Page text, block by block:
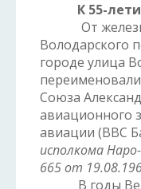
К 55-
От
Володарского
городе улица
Союза
авиационного
авиации (ВВС
исполкома
665 от
В годы